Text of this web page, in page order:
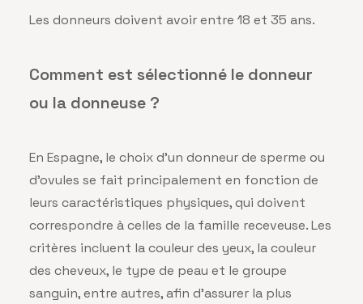
Les donneurs doivent avoir entre 18 et 35 ans.
Comment est sélectionné le donneur
ou la donneuse ?
En Espagne, le choix d’un donneur de sperme ou
d’ovules se fait principalement en fonction de
leurs caractéristiques physiques, qui doivent
correspondre à celles de la famille receveuse. Les
critères incluent la couleur des yeux, la couleur
des cheveux, le type de peau et le groupe
sanguin, entre autres, afin d’assurer la plus